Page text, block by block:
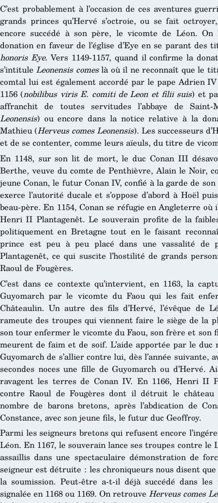
C’est probablement à l’occasion de ces aventures
grands princes qu’Hervé s’octroie, ou se fait
encore succédé à son père, le vicomte de Léon.
donation en faveur de l’église d’Eye en se parant des
honoris Eye. Vers 1149-1157, quand il confirme la
s’intituleLeonensis comeslà où il ne reconnaît que le
comtal lui est également accordé par le pape Adrien
1156 (nobilibus viris E. comiti de Leon et filii suis) et
affranchit de toutes servitudes l’abbaye de
Leonensis) ou encore dans la notice relative à la
Mathieu (Herveus comes Leonensis). Les successeurs
et de se contenter, comme leurs aïeuls, du titre de
En 1148, sur son lit de mort, le duc Conan III
Berthe, veuve du comte de Penthièvre, Alain le Noir,
jeune Conan, le futur Conan IV, confié à la garde de
exerce l’autorité ducale et s’oppose d’abord à Hoël
beau-père. En 1154, Conan se réfugie en Angleterre
Henri II Plantagenêt. Le souverain profite de la
politiquement en Bretagne tout en le faisant
prince est peu à peu placé dans une vassalité
Plantagenêt, ce qui suscite l’hostilité de grands
Raoul de Fougères.
C’est dans ce contexte qu’intervient, en 1163, la
Guyomarch par le vicomte du Faou qui les fait
Châteaulin. Un autre des fils d’Hervé, l’évêque de
rameute des troupes qui viennent faire le siège de la
son tour enfermer le vicomte du Faou, son frère et son
meurent de faim et de soif. L’aide apportée par le
Guyomarch de s’allier contre lui, dès l’année suivante,
secondes noces une fille de Guyomarch ou d’Hervé.
ravagent les terres de Conan IV. En 1166, Henri II
contre Raoul de Fougères dont il détruit le château
nombre de barons bretons, après l’abdication de
Constance, avec son jeune fils, le futur duc Geoffroy.
Parmi les seigneurs bretons qui refusent encore
Léon. En 1167, le souverain lance ses troupes contre le
assaillis dans une spectaculaire démonstration de
seigneur est détruite : les chroniqueurs nous disent
la soumission. Peut-être a-t-il déjà succédé dans
signalée en 1168 ou 1169. On retrouve Herveus comes